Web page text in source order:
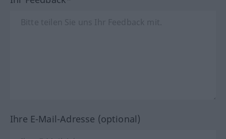
Ihre E-Mail-Adresse (optional)